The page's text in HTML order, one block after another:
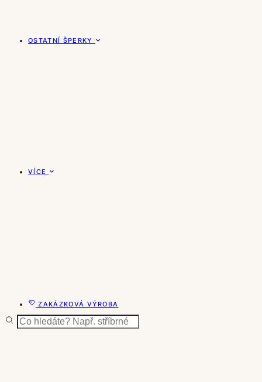
OSTATNÍ ŠPERKY
VÍCE
ZAKÁZKOVÁ VÝROBA